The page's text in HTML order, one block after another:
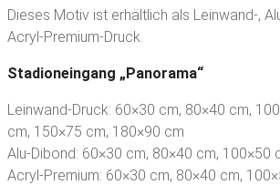
Dieses Motiv ist erhältlich als Leinwand-,
Acryl-Premium-Druck.
Stadioneingang „Panorama“
Leinwand-Druck: 60×30 cm, 80×40 cm,
cm, 150×75 cm, 180×90 cm
Alu-Dibond: 60×30 cm, 80×40 cm, 100×50
Acryl-Premium: 60×30 cm, 80×40 cm,